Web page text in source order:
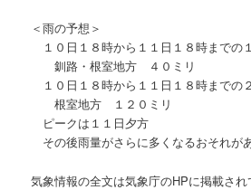
＜雨の予想＞
１０日１８時から１１日１８時までの
釧路・根室地方 ４０ミリ
１０日１８時から１１日１８時までの
根室地方 １２０ミリ
ピークは１１日夕方
その後雨量がさらに多くなるおそれが
気象情報の全文は気象庁のHPに掲載され